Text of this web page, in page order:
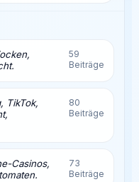
59
Beiträge
TikTok,
80
Beiträge
Casinos,
73
Beiträge